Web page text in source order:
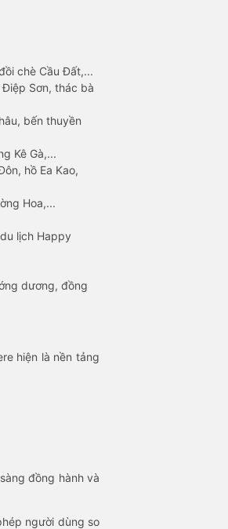
chè Cầu Đất,...
Sơn, thác bà
bến thuyền
Kê Gà,...
hồ Ea Kao,
Hoa,...
lịch Happy
dương, đồng
hiện là nền tảng
đồng hành và
người dùng so